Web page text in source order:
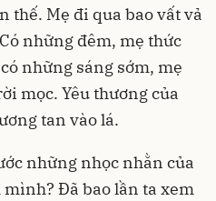
thế. Mẹ đi qua bao vất vả
những đêm, mẹ thức
những sáng sớm, mẹ
mọc. Yêu thương của
tan vào lá.
những nhọc nhằn của
Đã bao lần ta xem